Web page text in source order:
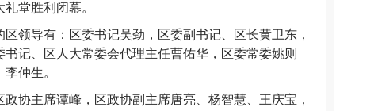
堂胜利闭幕。
领导有：区委书记吴劲，区委副书记、区长黄卫东，
记、区人大常委会代理主任曹佑华，区委常委姚则
仲生。
协主席谭峰，区政协副主席唐亮、杨智慧、王庆宝，